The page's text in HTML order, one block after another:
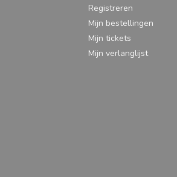
Registreren
Mijn bestellingen
Mijn tickets
Mijn verlanglijst